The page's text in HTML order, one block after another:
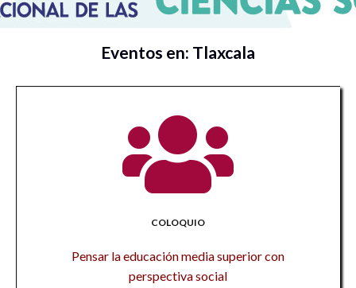
Eventos en: Tlaxcala
COLOQUIO
Pensar la educación media superior con
perspectiva social